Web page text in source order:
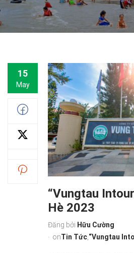
15
May
“Vungtau
Hè 2023
Đăng bởi Hữu Cường
onTin Tức,“Vungtau